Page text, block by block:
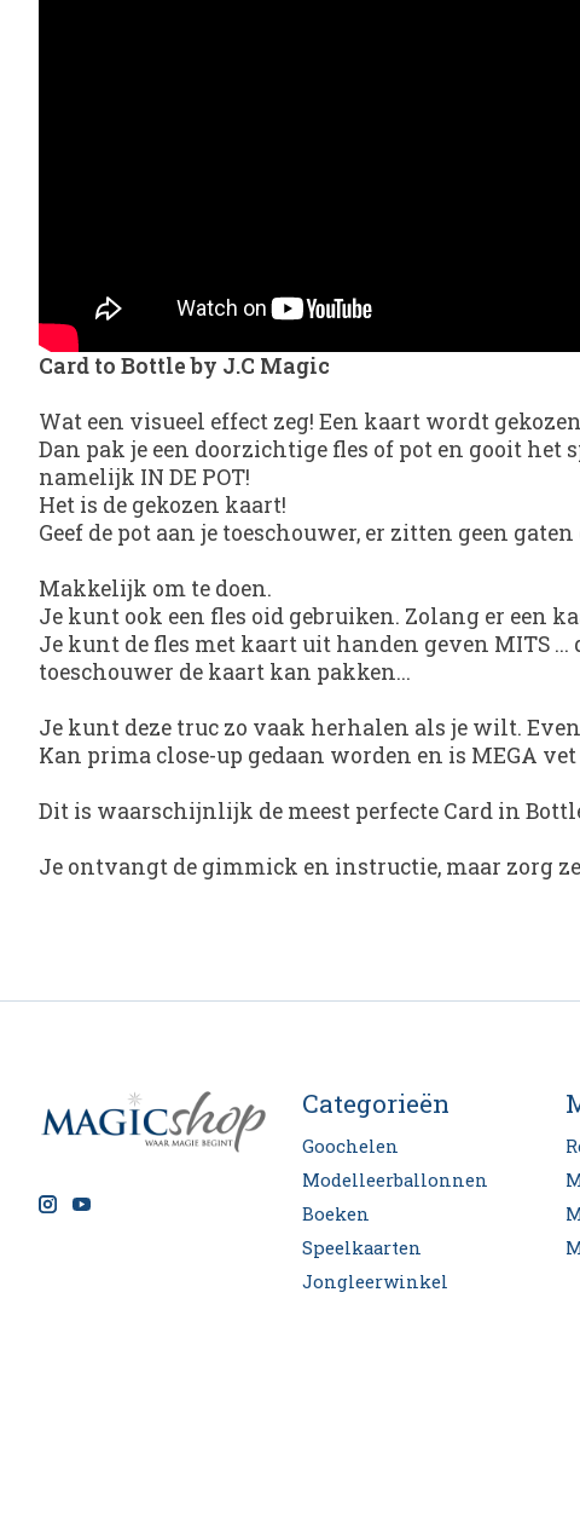
Card to Bottle by J.C Magic
Wat een visueel effect zeg! Een kaart wordt
Dan pak je een doorzichtige fles of pot en gooit
namelijk IN DE POT!
Het is de gekozen kaart!
Geef de pot aan je toeschouwer, er zitten geen
Makkelijk om te doen.
Je kunt ook een fles oid gebruiken. Zolang er een
Je kunt de fles met kaart uit handen geven MITS
toeschouwer de kaart kan pakken...
Je kunt deze truc zo vaak herhalen als je wilt.
Kan prima close-up gedaan worden en is MEGA vet
Dit is waarschijnlijk de meest perfecte Card in
Je ontvangt de gimmick en instructie, maar zorg
Categorieën
Goochelen
Modelleerballonnen
Boeken
Speelkaarten
Jongleerwinkel